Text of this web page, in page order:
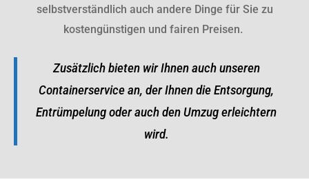
selbstverständlich auch andere Dinge für Sie zu
kostengünstigen und fairen Preisen.
Zusätzlich bieten wir Ihnen auch unseren
Containerservice an, der Ihnen die Entsorgung,
Entrümpelung oder auch den Umzug erleichtern
wird.